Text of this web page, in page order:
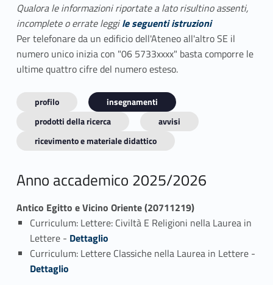
Qualora le informazioni riportate a lato risultino assenti,
incomplete o errate leggile seguenti istruzioni
Per telefonare da un edificio dell'Ateneo all'altro SE il
numero unico inizia con "06 5733xxxx" basta comporre le
ultime quattro cifre del numero esteso.
profilo
insegnamenti
prodotti della ricerca
avvisi
ricevimento e materiale didattico
Anno accademico 2025/2026
Antico Egitto e Vicino Oriente (20711219)
Curriculum: Lettere: Civiltà E Religioni nella Laurea in
Lettere - Link identifier #identifier_person_108788-1
Dettaglio
Curriculum: Lettere Classiche nella Laurea in Lettere -
Link identifier #identifier_person_101148-2
Dettaglio